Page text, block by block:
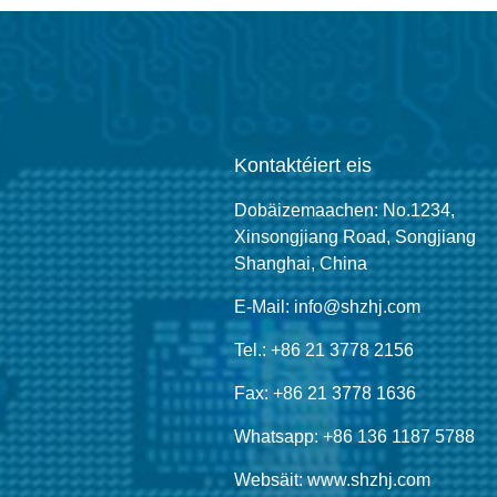
Kontaktéiert eis
Dobäizemaachen: No.1234,
Xinsongjiang Road, Songjiang
Shanghai, China
E-Mail: info@shzhj.com
Tel.: +86 21 3778 2156
Fax: +86 21 3778 1636
Whatsapp: +86 136 1187 5788
Websäit: www.shzhj.com